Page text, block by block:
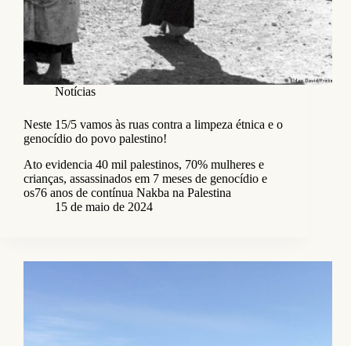
Notícias
Neste 15/5 vamos às ruas contra a limpeza étnica e o
genocídio do povo palestino!
Ato evidencia 40 mil palestinos, 70% mulheres e
crianças, assassinados em 7 meses de genocídio e
os76 anos de contínua Nakba na Palestina
15 de maio de 2024